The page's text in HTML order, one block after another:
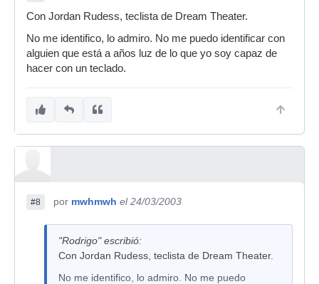
Con Jordan Rudess, teclista de Dream Theater.
No me identifico, lo admiro. No me puedo identificar con
alguien que está a años luz de lo que yo soy capaz de
hacer con un teclado.
#8 por mwhmwh el 24/03/2003
"Rodrigo" escribió:
Con Jordan Rudess, teclista de Dream Theater.
No me identifico, lo admiro. No me puedo